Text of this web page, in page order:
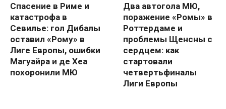
Спасение в Риме и
катастрофа в
Севилье: гол Дибалы
оставил «Рому» в
Лиге Европы, ошибки
Магуайра и де Хеа
похоронили МЮ
Два автогола МЮ,
поражение «Ромы» в
Роттердаме и
проблемы Щенсны с
сердцем: как
стартовали
четвертьфиналы
Лиги Европы